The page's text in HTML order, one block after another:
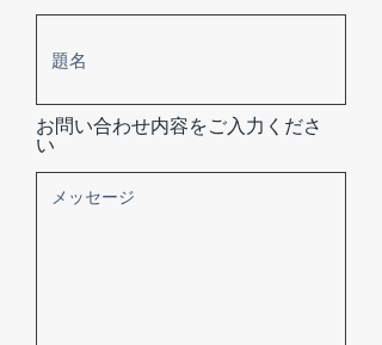
お問い合わせ内容をご入力くださ
い